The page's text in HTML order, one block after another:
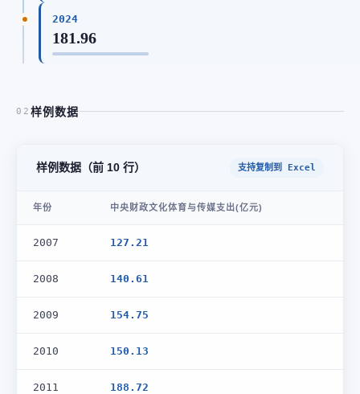
2024
181.96
02 样例数据
样例数据（前 10 行） 支持复制到 Excel
年份 中央财政文化体育与传媒支出(亿元)
2007 127.21
2008 140.61
2009 154.75
2010 150.13
2011 188.72